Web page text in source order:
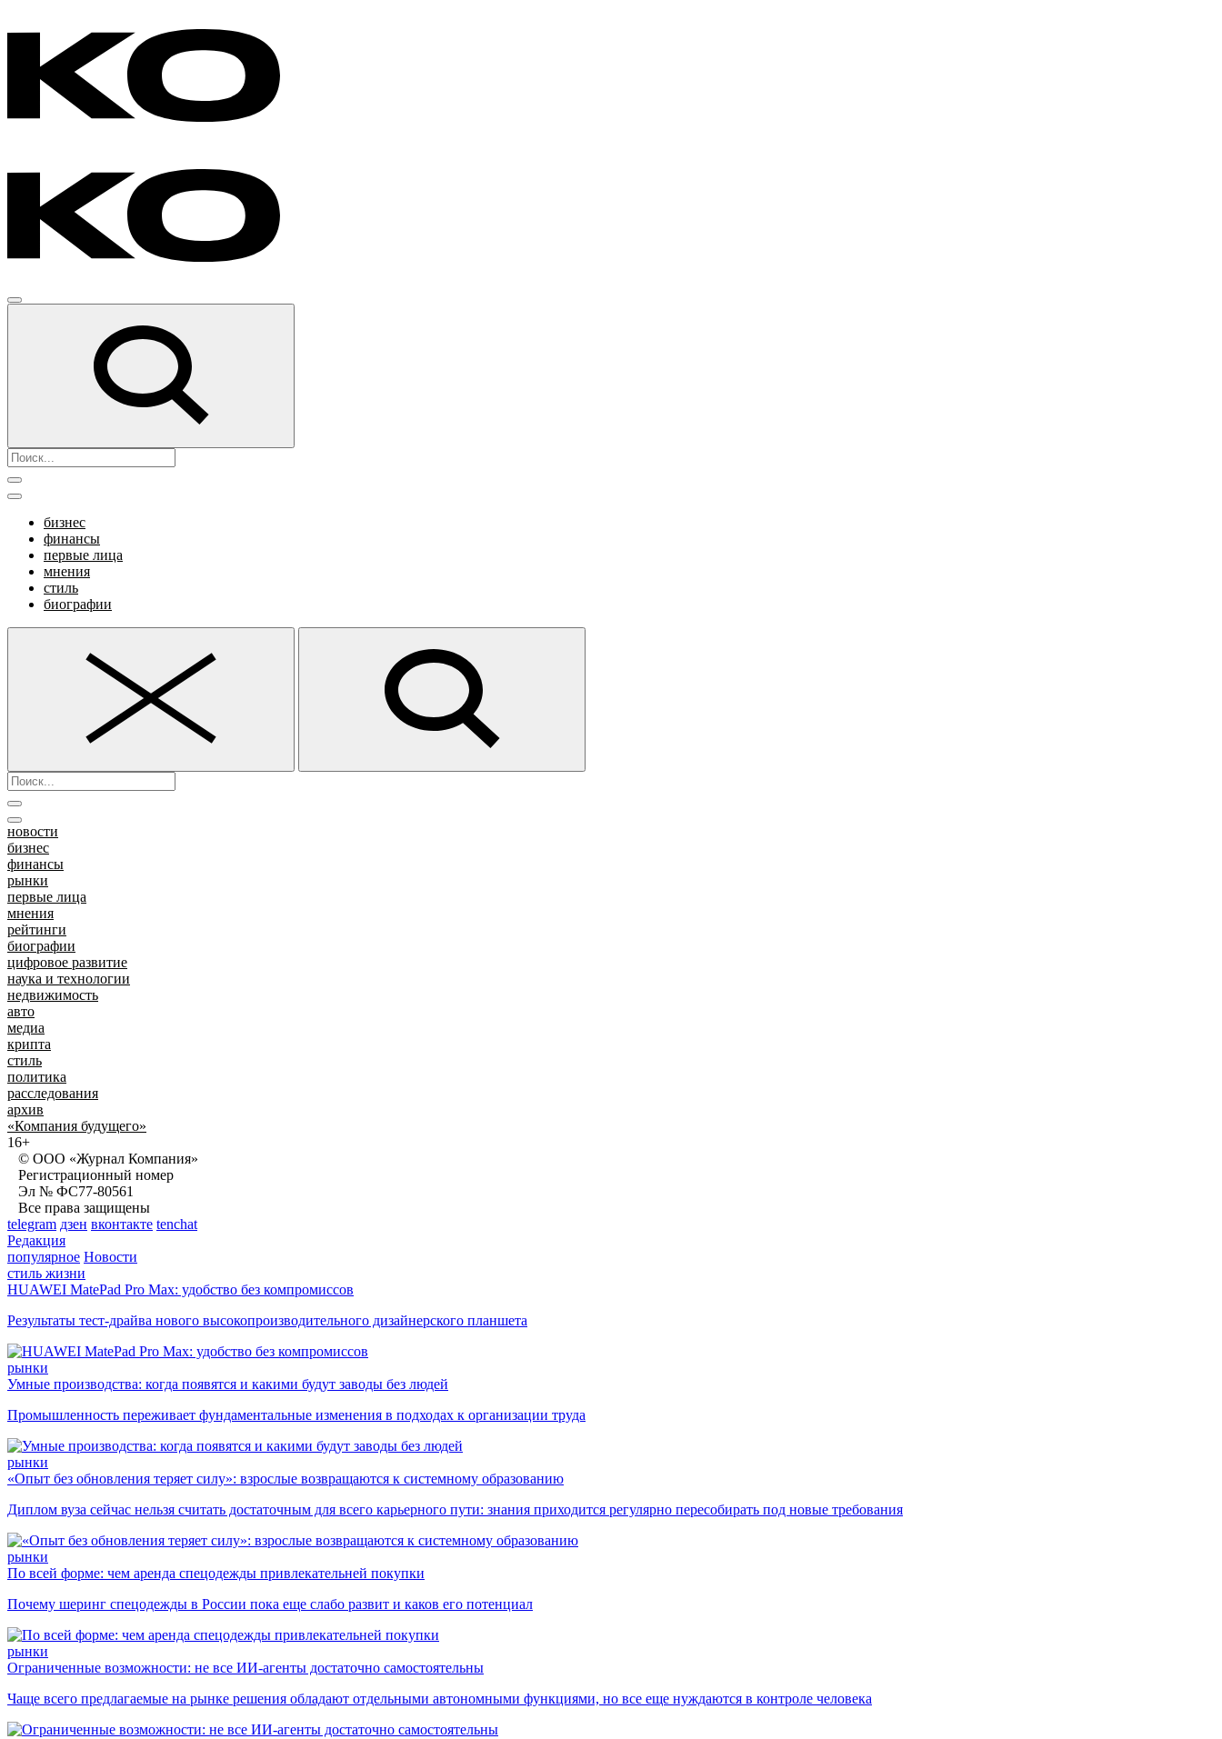
бизнес
финансы
первые лица
мнения
стиль
биографии
новости
бизнес
финансы
рынки
первые лица
мнения
рейтинги
биографии
цифровое развитие
наука и технологии
недвижимость
авто
медиа
крипта
стиль
политика
расследования
архив
«Компания будущего»
16+
© ООО «Журнал Компания»
Регистрационный номер
Эл № ФС77-80561
Все права защищены
telegram дзен вконтакте tenchat
Редакция
популярное Новости
стиль жизни
HUAWEI MatePad Pro Max: удобство без компромиссов
Результаты тест-драйва нового высокопроизводительного дизайнерского планшета
рынки
Умные производства: когда появятся и какими будут заводы без людей
Промышленность переживает фундаментальные изменения в подходах к организации труда
рынки
«Опыт без обновления теряет силу»: взрослые возвращаются к системному образованию
Диплом вуза сейчас нельзя считать достаточным для всего карьерного пути: знания приходится регулярно пересобирать под новые требования
рынки
По всей форме: чем аренда спецодежды привлекательней покупки
Почему шеринг спецодежды в России пока еще слабо развит и каков его потенциал
рынки
Ограниченные возможности: не все ИИ-агенты достаточно самостоятельны
Чаще всего предлагаемые на рынке решения обладают отдельными автономными функциями, но все еще нуждаются в контроле человека